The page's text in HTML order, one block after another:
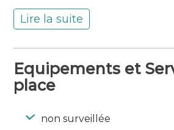
un cadre historique au lieu.
boulodrome et des sentiers
Kaolins qui permet de
depuis Lorient en 11
se rafraîchir en terrasse. Un
Lire la suite
Equipements et
place
non surveillée